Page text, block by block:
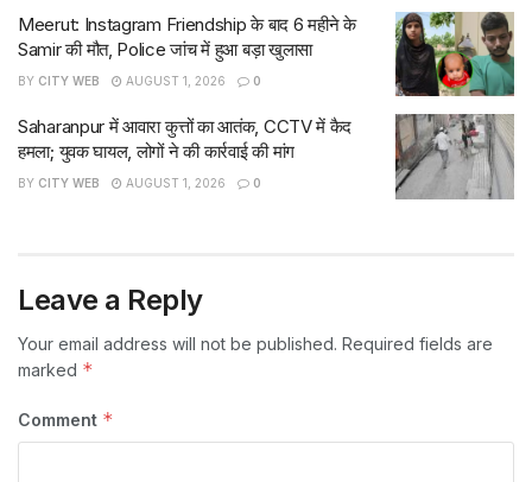
Meerut: Instagram Friendship के बाद 6 महीने के
Samir की मौत, Police जांच में हुआ बड़ा खुलासा
BY CITY WEB AUGUST 1, 2026 0
Saharanpur में आवारा कुत्तों का आतंक, CCTV में कैद
हमला; युवक घायल, लोगों ने की कार्रवाई की मांग
BY CITY WEB AUGUST 1, 2026 0
Leave a Reply
Your email address will not be published. Required fields are
marked *
Comment *